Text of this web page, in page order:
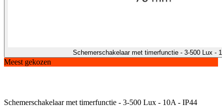
Schemerschakelaar met timerfunctie - 3-500 Lux -
Meest gekozen
Schemerschakelaar met timerfunctie - 3-500 Lux - 10A - IP44